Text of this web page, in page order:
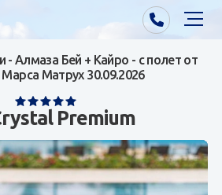
Пловдив/Бургас
- Алмаза Бей + Кайро - с полет от
Матрух 30.09.2026
Premium